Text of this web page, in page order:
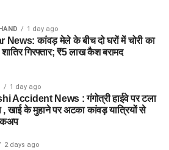
1 day ago
News: कांवड़ मेले के बीच दो घरों में चोरी का
गिरफ्तार; ₹5 लाख कैश बरामद
1 day ago
Accident News : गंगोत्री हाईवे पर टला
, खाई के मुहाने पर अटका कांवड़ यात्रियों से
2 days ago